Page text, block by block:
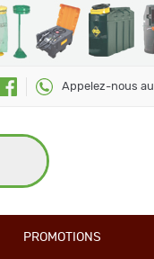
Appelez-nous au
PROMOTIONS